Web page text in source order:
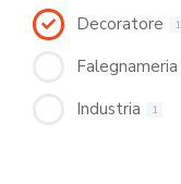
Decoratore 1
Falegnameria
Industria 1